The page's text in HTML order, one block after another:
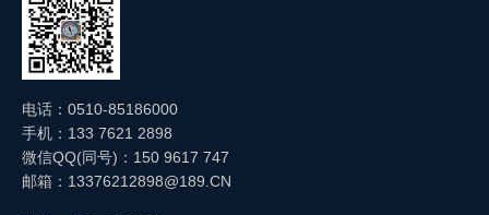
电话：0510-85186000
手机：133 7621 2898
微信QQ(同号)：150 9617 747
邮箱：13376212898@189.CN